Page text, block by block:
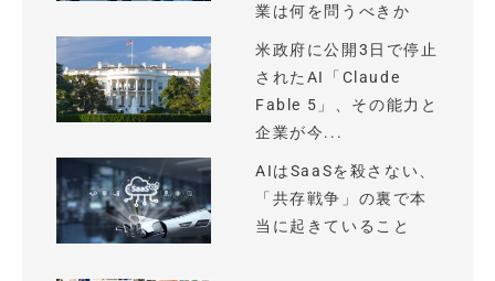
業は何を問うべきか
米政府に公開3日で停止
されたAI「Claude
Fable 5」、その能力と
企業が今...
AIはSaaSを殺さない、
「共存戦争」の裏で本
当に起きていること